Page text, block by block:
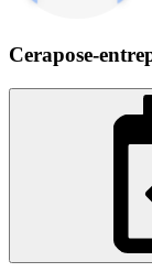
Cerapose-